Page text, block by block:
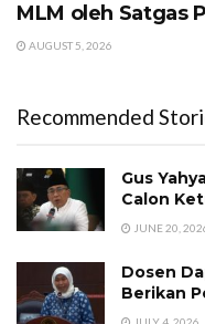
MLM oleh Satgas
AUGUST 5, 2026
Recommended
Gus
Calon
JUNE 20,
Dosen
Berikan